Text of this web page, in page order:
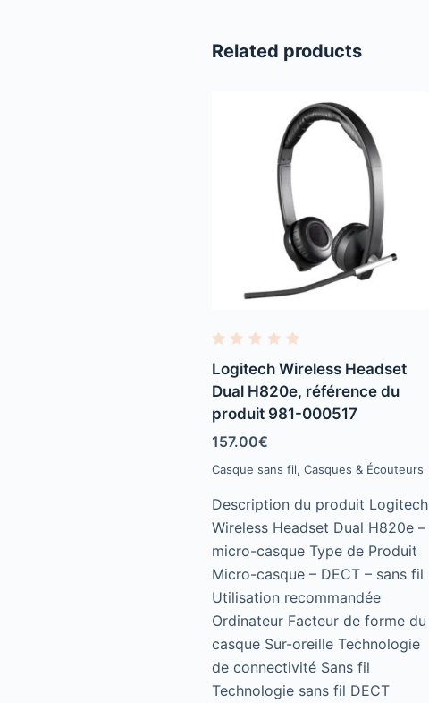
Related products
a
t
e
d
0
o
u
t
o
f
Logitech Wireless Headset
Dual H820e, référence du
produit 981-000517
157.00€
Casque sans fil, Casques & Écouteurs
Description du produit Logitech
Wireless Headset Dual H820e –
micro-casque Type de Produit
Micro-casque – DECT – sans fil
Utilisation recommandée
Ordinateur Facteur de forme du
casque Sur-oreille Technologie
de connectivité Sans fil
Technologie sans fil DECT